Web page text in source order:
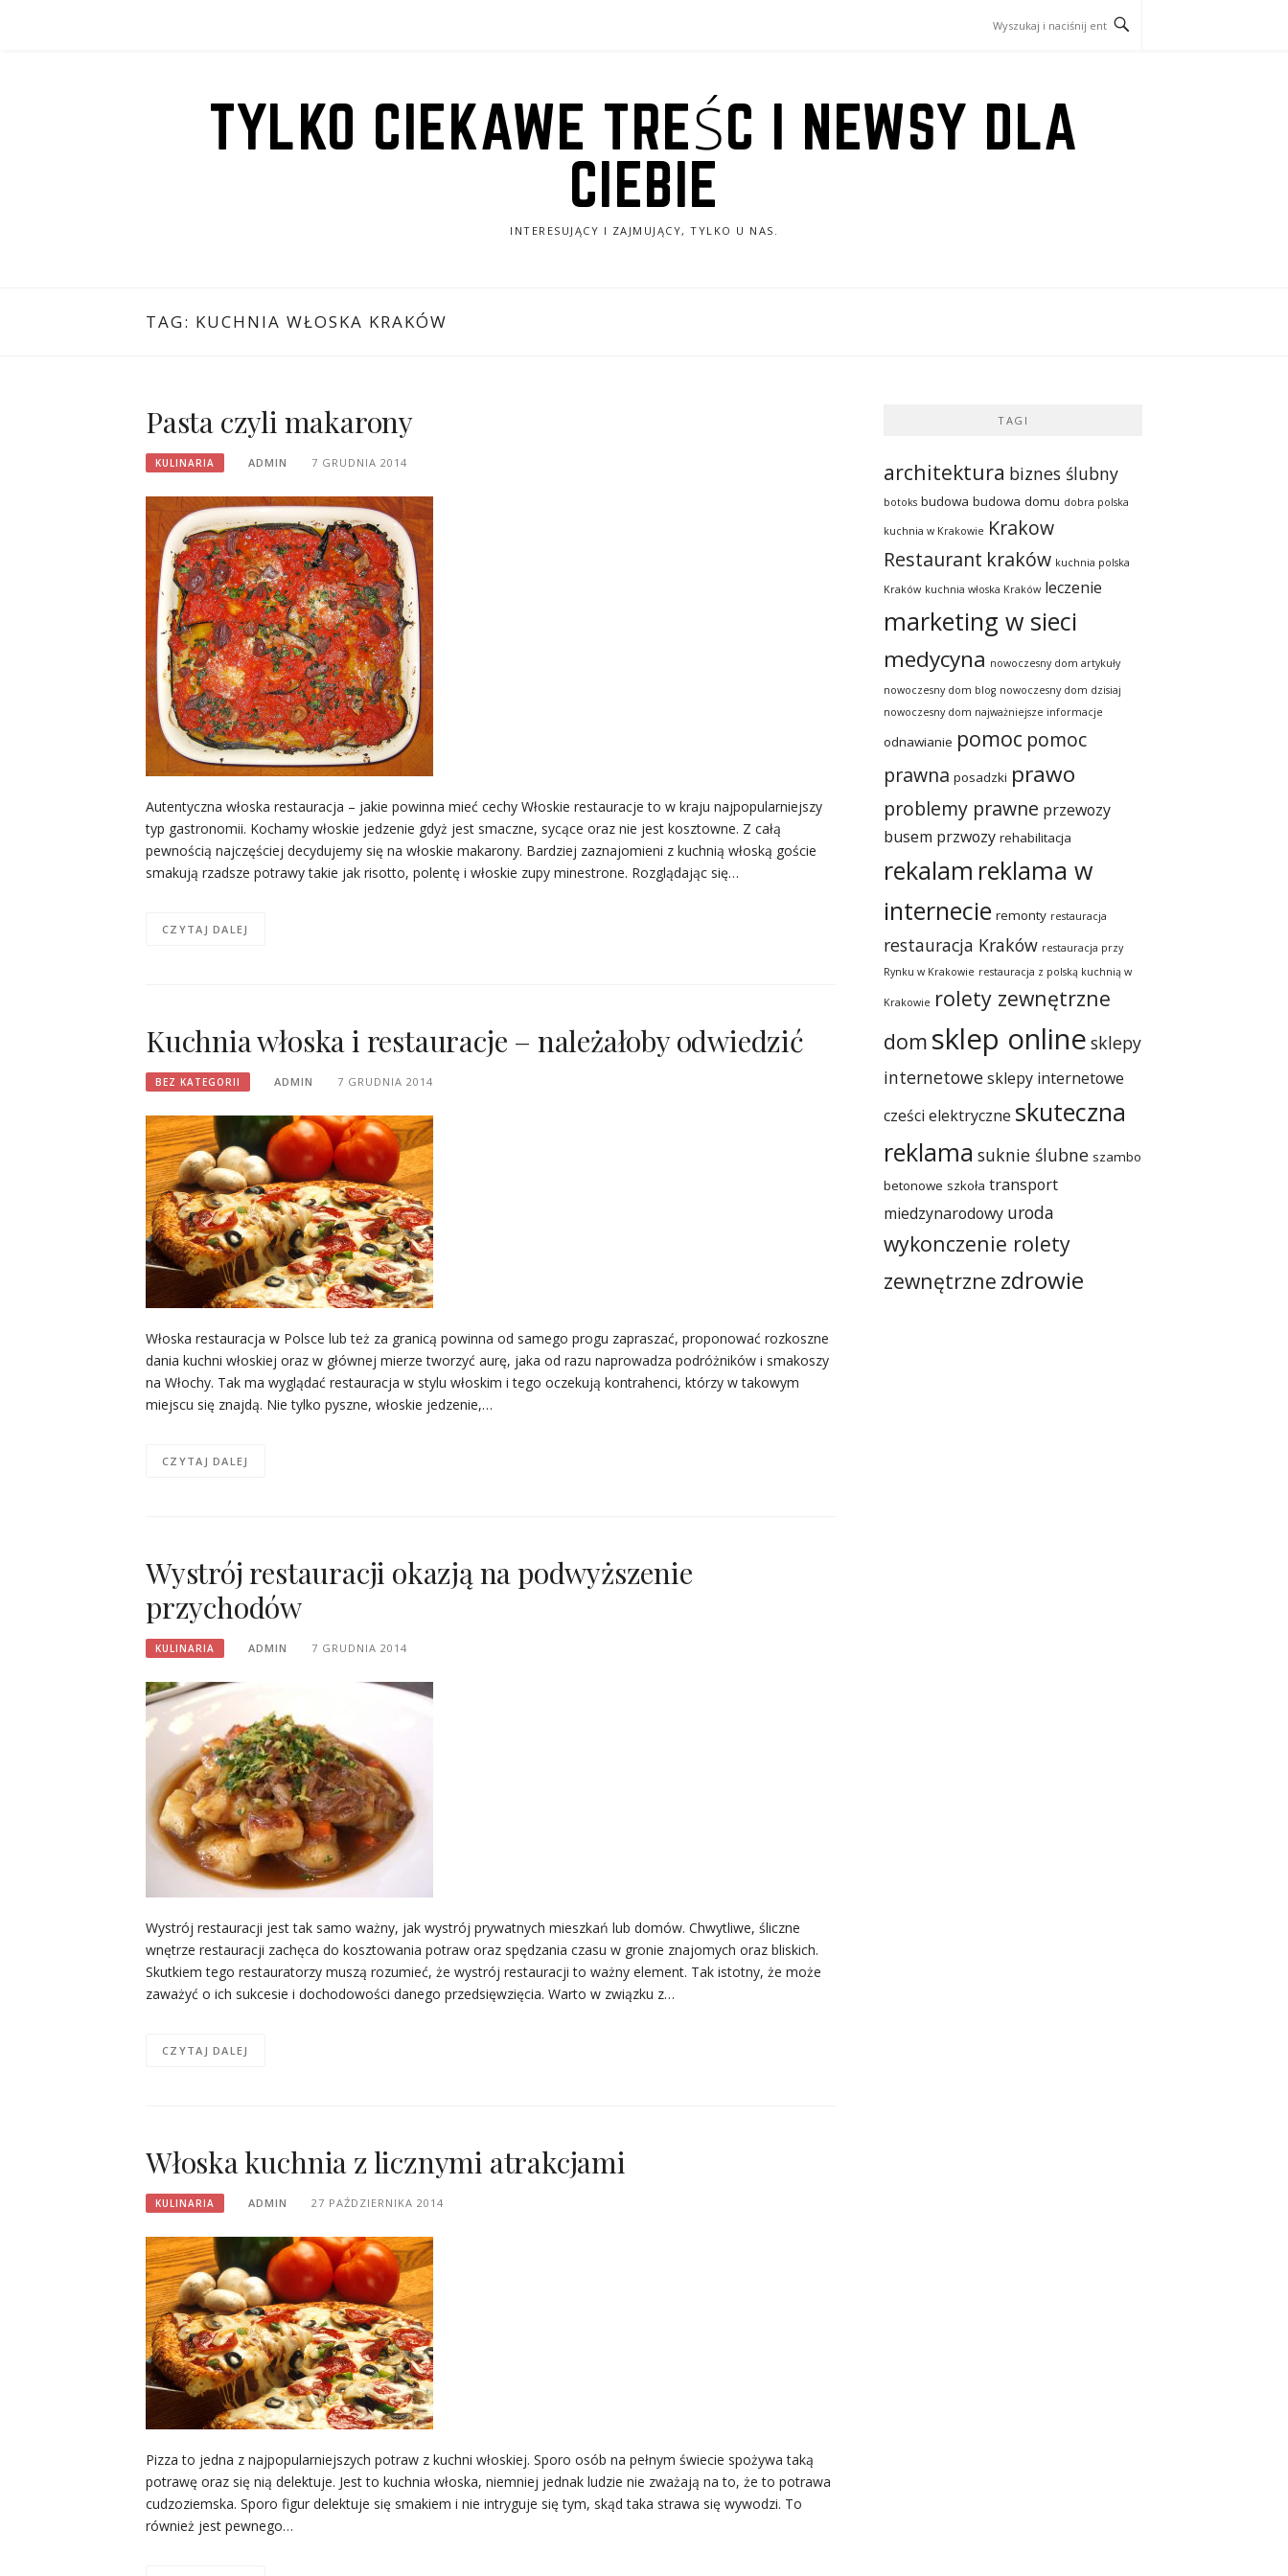
TYLKO CIEKAWE TREŚC I NEWSY DLA
CIEBIE
INTERESUJĄCY I ZAJMUJĄCY, TYLKO U NAS.
TAG: KUCHNIA WŁOSKA KRAKÓW
Pasta czyli makarony
KULINARIA ADMIN 7 GRUDNIA 2014
Autentyczna włoska restauracja – jakie powinna mieć cechy Włoskie restauracje to w kraju najpopularniejszy
typ gastronomii. Kochamy włoskie jedzenie gdyż jest smaczne, sycące oraz nie jest kosztowne. Z całą
pewnością najczęściej decydujemy się na włoskie makarony. Bardziej zaznajomieni z kuchnią włoską goście
smakują rzadsze potrawy takie jak risotto, polentę i włoskie zupy minestrone. Rozglądając się…
CZYTAJ DALEJ
Kuchnia włoska i restauracje – należałoby odwiedzić
BEZ KATEGORII ADMIN 7 GRUDNIA 2014
Włoska restauracja w Polsce lub też za granicą powinna od samego progu zapraszać, proponować rozkoszne
dania kuchni włoskiej oraz w głównej mierze tworzyć aurę, jaka od razu naprowadza podróżników i smakoszy
na Włochy. Tak ma wyglądać restauracja w stylu włoskim i tego oczekują kontrahenci, którzy w takowym
miejscu się znajdą. Nie tylko pyszne, włoskie jedzenie,…
CZYTAJ DALEJ
Wystrój restauracji okazją na podwyższenie
przychodów
KULINARIA ADMIN 7 GRUDNIA 2014
Wystrój restauracji jest tak samo ważny, jak wystrój prywatnych mieszkań lub domów. Chwytliwe, śliczne
wnętrze restauracji zachęca do kosztowania potraw oraz spędzania czasu w gronie znajomych oraz bliskich.
Skutkiem tego restauratorzy muszą rozumieć, że wystrój restauracji to ważny element. Tak istotny, że może
zaważyć o ich sukcesie i dochodowości danego przedsięwzięcia. Warto w związku z…
CZYTAJ DALEJ
Włoska kuchnia z licznymi atrakcjami
KULINARIA ADMIN 27 PAŹDZIERNIKA 2014
Pizza to jedna z najpopularniejszych potraw z kuchni włoskiej. Sporo osób na pełnym świecie spożywa taką
potrawę oraz się nią delektuje. Jest to kuchnia włoska, niemniej jednak ludzie nie zważają na to, że to potrawa
cudzoziemska. Sporo figur delektuje się smakiem i nie intryguje się tym, skąd taka strawa się wywodzi. To
również jest pewnego…
TAGI
architektura biznes ślubny
botoks budowa budowa domu dobra polska
kuchnia w Krakowie Krakow
Restaurant kraków kuchnia polska
Kraków kuchnia włoska Kraków leczenie
marketing w sieci
medycyna nowoczesny dom artykuły
nowoczesny dom blog nowoczesny dom dzisiaj
nowoczesny dom najważniejsze informacje
odnawianie pomoc pomoc
prawna posadzki prawo
problemy prawne przewozy
busem przwozy rehabilitacja
rekalam reklama w
internecie remonty restauracja
restauracja Kraków restauracja przy
Rynku w Krakowie restauracja z polską kuchnią w
Krakowie rolety zewnętrzne
dom sklep online sklepy
internetowesklepy internetowe
cześci elektryczne skuteczna
reklama suknie ślubne szambo
betonowe szkoła transport
miedzynarodowy uroda
wykonczenie rolety
zewnętrzne zdrowie